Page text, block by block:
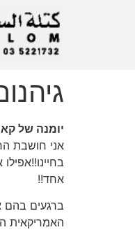
יומנה של
אני חושבת
אחד!!
ברגעים בהם
האמריקאית